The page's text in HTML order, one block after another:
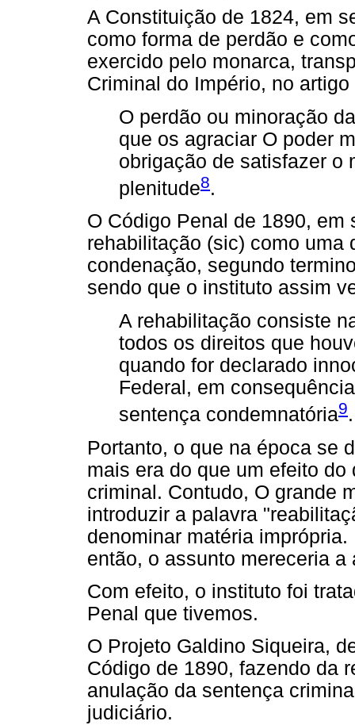
A Constituição de 1824, em
como forma de perdão e
exercido pelo monarca,
Criminal do Império, no
O perdão ou minoração
que os agraciar O poder
obrigação de satisfazer o
plenitude8.
O Código Penal de 1890, em
rehabilitação (sic) como uma
condenação, segundo
sendo que o instituto assim
A rehabilitação consiste
todos os direitos que
quando for declarado
Federal, em
sentença condemnatória9
Portanto, o que na época se
mais era do que um efeito
criminal. Contudo, O grande
introduzir a palavra
denominar matéria
então, o assunto mereceria
Com efeito, o instituto foi
Penal que tivemos.
O Projeto Galdino Siqueira,
Código de 1890, fazendo da
anulação da sentença
judiciário.